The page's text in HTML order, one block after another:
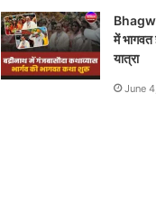
में भागवत
यात्रा
June